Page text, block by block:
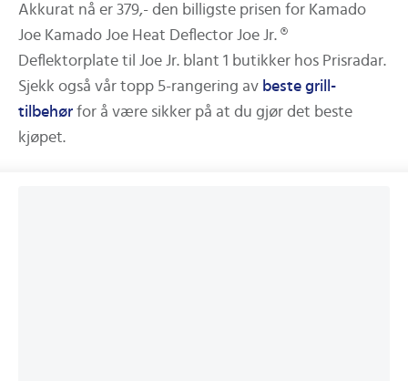
Akkurat nå er 379,- den billigste prisen for Kamado
Joe Kamado Joe Heat Deflector Joe Jr. ®
Deflektorplate til Joe Jr. blant 1 butikker hos Prisradar.
Sjekk også vår topp 5-rangering av beste grill-
tilbehør for å være sikker på at du gjør det beste
kjøpet.